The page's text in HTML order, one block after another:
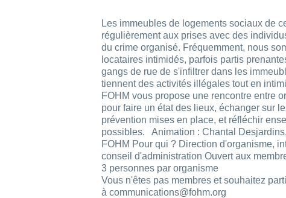
Les immeubles de logements sociaux de
régulièrement aux prises avec des
du crime organisé. Fréquemment, nous
locataires intimidés, parfois partis
gangs de rue de s'infiltrer dans les
tiennent des activités illégales tout en
FOHM vous propose une rencontre entre
pour faire un état des lieux, échanger sur
prévention mises en place, et réfléchir
possibles. Animation : Chantal
FOHM Pour qui ? Direction d'organisme,
conseil d'administration Ouvert aux
3 personnes par organisme
Vous n'êtes pas membres et souhaitez
à communications@fohm.org